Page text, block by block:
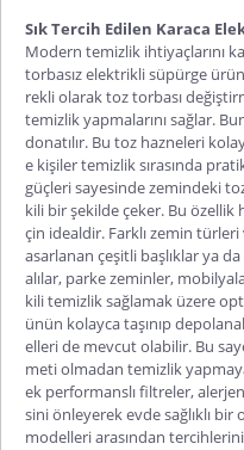
Sık Tercih Edilen Karaca
Modern temizlik ihtiyaçlarını
torbasız elektrikli süpürge
rekli olarak toz torbası
temizlik yapmalarını sağlar.
donatılır. Bu toz hazneleri
e kişiler temizlik sırasında
güçleri sayesinde zemindeki
kili bir şekilde çeker. Bu özellik
çin idealdir. Farklı zemin
asarlanan çeşitli başlıklar ya
alılar, parke zeminler,
kili temizlik sağlamak üzere
ünün kolayca taşınıp
elleri de mevcut olabilir. Bu
meti olmadan temizlik
ek performanslı filtreler,
sini önleyerek evde sağlıklı bir
modelleriarasından